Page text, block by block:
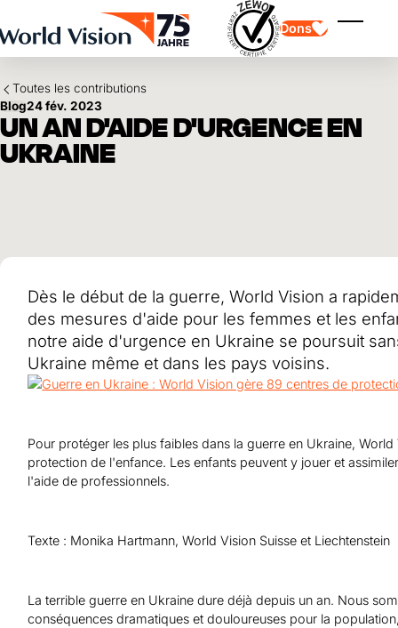
Dons
Parrainage d'enfants en détresse
Testament et legs
Philanthropie
Coopération entre entreprises
Séisme au Venezuela
Aide à l'Ukraine
Domaines d'application
Impact et succès
Utilisation des fonds
Rapport annuel et finances
Afrique
Amérique latine
Toutes les contributions
Blog24 fév. 2023
UN AN D'AIDE D'URGENCE EN
UKRAINE
Dès le début de la guerre, World Vision a
des mesures d'aide pour les femmes et les
notre aide d'urgence en Ukraine se poursuit
Ukraine même et dans les pays voisins.
Pour protéger les plus faibles dans la guerre en Ukraine,
protection de l'enfance. Les enfants peuvent y jouer et
l'aide de professionnels.
Texte : Monika Hartmann, World Vision Suisse et Liechtenstein
La terrible guerre en Ukraine dure déjà depuis un an. Nous
conséquences dramatiques et douloureuses pour la